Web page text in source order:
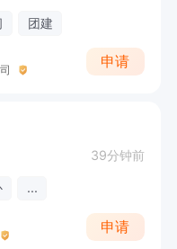
团建
申请
39分钟前
...
申请